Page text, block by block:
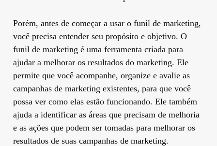
Porém, antes de começar a usar o funil de marketing,
você precisa entender seu propósito e objetivo. O
funil de marketing é uma ferramenta criada para
ajudar a melhorar os resultados do marketing. Ele
permite que você acompanhe, organize e avalie as
campanhas de marketing existentes, para que você
possa ver como elas estão funcionando. Ele também
ajuda a identificar as áreas que precisam de melhoria
e as ações que podem ser tomadas para melhorar os
resultados de suas campanhas de marketing.